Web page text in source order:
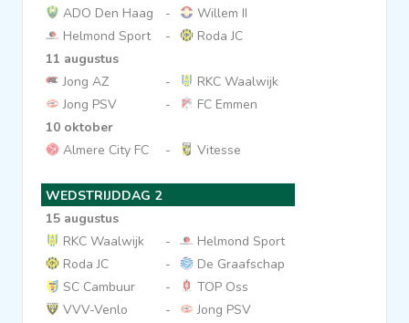
VROUWEN
Clubs
Wedstrijden
Voetbalpiramide
Overige links
ADO Den Haag
-
Willem II
Helmond Sport
-
Roda JC
11 augustus
Jong AZ
-
RKC Waalwijk
Jong PSV
-
FC Emmen
10 oktober
Almere City FC
- Vitesse
WEDSTRIJDDAG 2
15 augustus
RKC Waalwijk
-
Helmond Sport
Roda JC
-
De Graafschap
SC Cambuur
-
TOP Oss
VVV-Venlo
-
Jong PSV